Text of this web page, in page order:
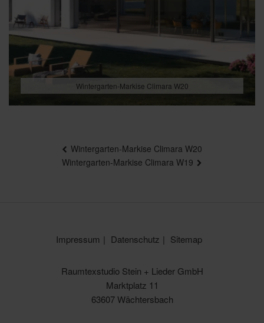
Wintergarten-Markise Climara W20
Wintergarten-Markise Climara W20
Wintergarten-Markise Climara W19
Impressum Datenschutz Sitemap
Raumtexstudio Stein + Lieder GmbH
Marktplatz 11
63607 Wächtersbach